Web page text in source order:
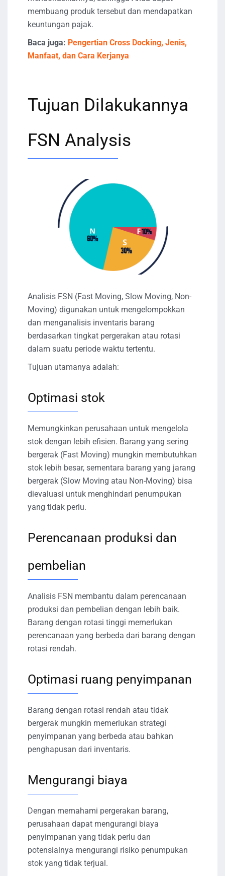
membuang produk tersebut dan mendapatkan
keuntungan pajak.
Baca juga: Pengertian Cross Docking, Jenis,
Manfaat, dan Cara Kerjanya
Tujuan Dilakukannya
FSN Analysis
Analisis FSN (Fast Moving, Slow Moving, Non-
Moving) digunakan untuk mengelompokkan
dan menganalisis inventaris barang
berdasarkan tingkat pergerakan atau rotasi
dalam suatu periode waktu tertentu.
Tujuan utamanya adalah:
Optimasi stok
Memungkinkan perusahaan untuk mengelola
stok dengan lebih efisien. Barang yang sering
bergerak (Fast Moving) mungkin membutuhkan
stok lebih besar, sementara barang yang jarang
bergerak (Slow Moving atau Non-Moving) bisa
dievaluasi untuk menghindari penumpukan
yang tidak perlu.
Perencanaan produksi dan
pembelian
Analisis FSN membantu dalam perencanaan
produksi dan pembelian dengan lebih baik.
Barang dengan rotasi tinggi memerlukan
perencanaan yang berbeda dari barang dengan
rotasi rendah.
Optimasi ruang penyimpanan
Barang dengan rotasi rendah atau tidak
bergerak mungkin memerlukan strategi
penyimpanan yang berbeda atau bahkan
penghapusan dari inventaris.
Mengurangi biaya
Dengan memahami pergerakan barang,
perusahaan dapat mengurangi biaya
penyimpanan yang tidak perlu dan
potensialnya mengurangi risiko penumpukan
stok yang tidak terjual.